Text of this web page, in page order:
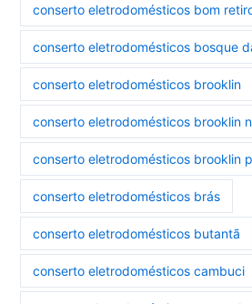
conserto eletrodomésticos bom
conserto eletrodomésticos bosque
conserto eletrodomésticos brooklin
conserto eletrodomésticos brooklin
conserto eletrodomésticos brooklin
conserto eletrodomésticos brás
conserto eletrodomésticos butantã
conserto eletrodomésticos cambuci